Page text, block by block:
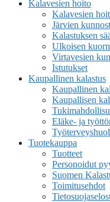
Kalavesien hoito
Kalavesien
Järvien
Kalastuksen
Ulkoisen
Virtavesien
Istutukset
Kaupallinen kalastus
Kaupallinen
Kaupallisen
Eläke- ja
Tuotekauppa
Tuotteet
Personoidut
Suomen
Toimitusehdot